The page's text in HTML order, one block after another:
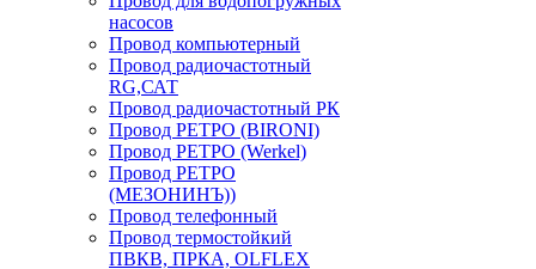
насосов
Провод компьютерный
Провод радиочастотный
RG,САТ
Провод радиочастотный РК
Провод РЕТРО (BIRONI)
Провод РЕТРО (Werkel)
Провод РЕТРО
(МЕЗОНИНЪ))
Провод телефонный
Провод термостойкий
ПВКВ, ПРКА, OLFLEX